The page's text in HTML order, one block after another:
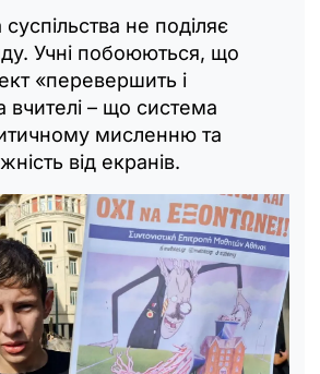
не поділяє
Учні побоюються, що
«перевершить і
вчителі – що система
мисленню та
від екранів.